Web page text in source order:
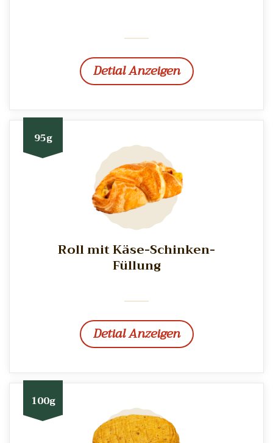
Detial Anzeigen
95g
Roll mit Käse-Schinken-
Füllung
Detial Anzeigen
100g